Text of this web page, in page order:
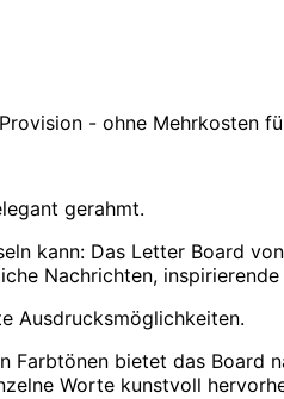
- ohne Mehrkosten
gerahmt.
kann: Das Letter Board
Nachrichten,
Ausdrucksmöglichkeiten.
Farbtönen bietet das Board
Worte kunstvoll